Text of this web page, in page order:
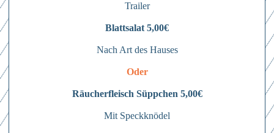
Trailer
Blattsalat 5,00€
Nach Art des Hauses
Oder
Räucherfleisch Süppchen 5,00€
Mit Speckknödel